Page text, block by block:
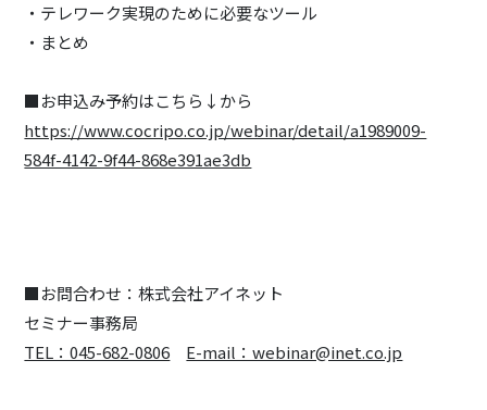
・テレワーク実現のために必要なツール
・まとめ
■お申込み予約はこちら↓から
https://www.cocripo.co.jp/webinar/detail/a1989009-
584f-4142-9f44-868e391ae3db
■お問合わせ：株式会社アイネット
セミナー事務局
TEL：045-682-0806
E-mail：webinar@inet.co.jp